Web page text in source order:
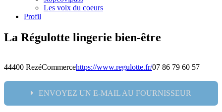
Les voix du coeurs
Profil
La Régulotte lingerie bien-être
44400 RezéCommercehttps://www.regulotte.fr/07 86 79 60 57
ENVOYEZ UN E-MAIL AU FOURNISSEUR